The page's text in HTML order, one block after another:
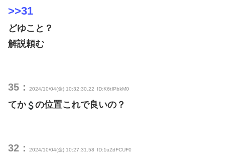
>>31
どゆこと？
解説頼む
35： 2024/10/04(金) 10:32:30.22 ID:K6tIPbkM0
てか の位置これで良いの？
32： 2024/10/04(金) 10:27:31.58 ID:1uZdFCUF0